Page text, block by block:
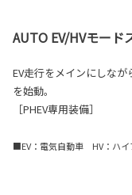
AUTO EV/HVモード
EV走行をメインにしな
を始動。
［PHEV専用装備］
■EV：電気自動車 HV：ハイ